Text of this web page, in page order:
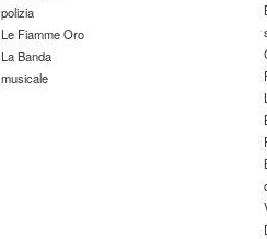
polizia
Le Fiamme Oro
La Banda
musicale